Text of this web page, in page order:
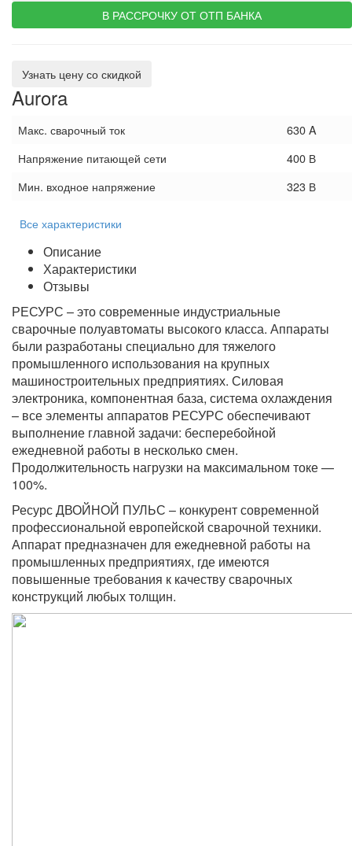
В РАССРОЧКУ ОТ ОТП БАНКА
Узнать цену со скидкой
Aurora
Макс. сварочный ток
630 A
Напряжение питающей сети
400 В
Мин. входное напряжение
323 В
Все характеристики
Описание
Характеристики
Отзывы
РЕСУРС – это современные индустриальные
сварочные полуавтоматы высокого класса. Аппараты
были разработаны специально для тяжелого
промышленного использования на крупных
машиностроительных предприятиях. Силовая
электроника, компонентная база, система охлаждения
– все элементы аппаратов РЕСУРС обеспечивают
выполнение главной задачи: бесперебойной
ежедневной работы в несколько смен.
Продолжительность нагрузки на максимальном токе —
100%.
Ресурс ДВОЙНОЙ ПУЛЬС – конкурент современной
профессиональной европейской сварочной техники.
Аппарат предназначен для ежедневной работы на
промышленных предприятиях, где имеются
повышенные требования к качеству сварочных
конструкций любых толщин.